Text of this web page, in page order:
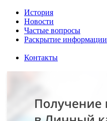
История
Новости
Частые вопросы
Раскрытие информации
Контакты